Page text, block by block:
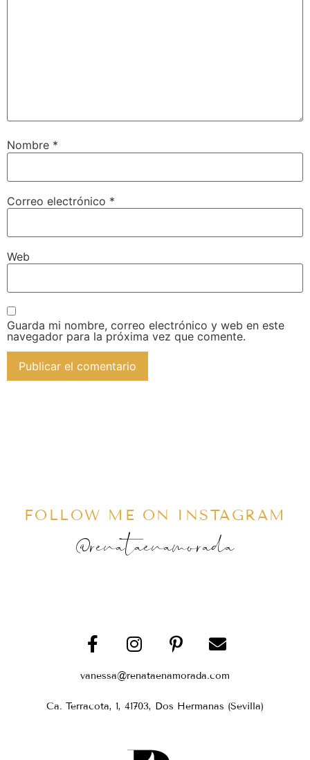
Nombre *
Correo electrónico *
Web
Guarda mi nombre, correo electrónico y web en este
navegador para la próxima vez que comente.
FOLLOW ME ON INSTAGRAM
@renataenamorada
vanessa@renataenamorada.com
Ca. Terracota, 1, 41703, Dos Hermanas (Sevilla)